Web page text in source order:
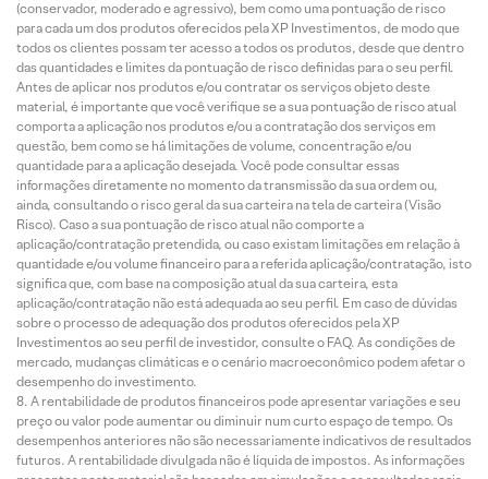
(conservador, moderado e agressivo), bem como uma pontuação de risco
para cada um dos produtos oferecidos pela XP Investimentos, de modo que
todos os clientes possam ter acesso a todos os produtos, desde que dentro
das quantidades e limites da pontuação de risco definidas para o seu perfil.
Antes de aplicar nos produtos e/ou contratar os serviços objeto deste
material, é importante que você verifique se a sua pontuação de risco atual
comporta a aplicação nos produtos e/ou a contratação dos serviços em
questão, bem como se há limitações de volume, concentração e/ou
quantidade para a aplicação desejada. Você pode consultar essas
informações diretamente no momento da transmissão da sua ordem ou,
ainda, consultando o risco geral da sua carteira na tela de carteira (Visão
Risco). Caso a sua pontuação de risco atual não comporte a
aplicação/contratação pretendida, ou caso existam limitações em relação à
quantidade e/ou volume financeiro para a referida aplicação/contratação, isto
significa que, com base na composição atual da sua carteira, esta
aplicação/contratação não está adequada ao seu perfil. Em caso de dúvidas
sobre o processo de adequação dos produtos oferecidos pela XP
Investimentos ao seu perfil de investidor, consulte o FAQ. As condições de
mercado, mudanças climáticas e o cenário macroeconômico podem afetar o
desempenho do investimento.
A rentabilidade de produtos financeiros pode apresentar variações e seu
preço ou valor pode aumentar ou diminuir num curto espaço de tempo. Os
desempenhos anteriores não são necessariamente indicativos de resultados
futuros. A rentabilidade divulgada não é líquida de impostos. As informações